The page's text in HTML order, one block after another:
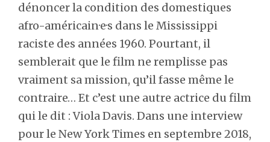
dénoncer la condition des domestiques
afro-américain·e·s dans le Mississippi
raciste des années 1960. Pourtant, il
semblerait que le film ne remplisse pas
vraiment sa mission, qu’il fasse même le
contraire… Et c’est une autre actrice du film
qui le dit : Viola Davis. Dans une interview
pour le New York Times en septembre 2018,